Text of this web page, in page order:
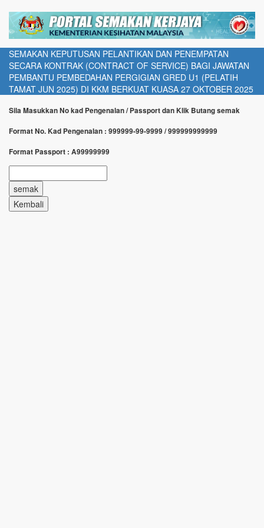
SEMAKAN KEPUTUSAN PELANTIKAN DAN PENEMPATAN
SECARA KONTRAK (CONTRACT OF SERVICE) BAGI JAWATAN
PEMBANTU PEMBEDAHAN PERGIGIAN GRED U1 (PELATIH
TAMAT JUN 2025) DI KKM BERKUAT KUASA 27 OKTOBER 2025
Sila Masukkan No kad Pengenalan / Passport dan Klik Butang semak
Format No. Kad Pengenalan : 999999-99-9999 / 999999999999
Format Passport : A99999999